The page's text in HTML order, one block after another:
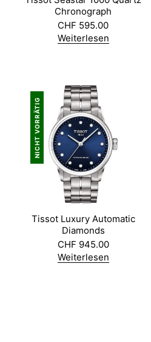
Chronograph
CHF 595.00
Weiterlesen
NICHT VORRÄTIG
Tissot Luxury Automatic
Diamonds
CHF 945.00
Weiterlesen